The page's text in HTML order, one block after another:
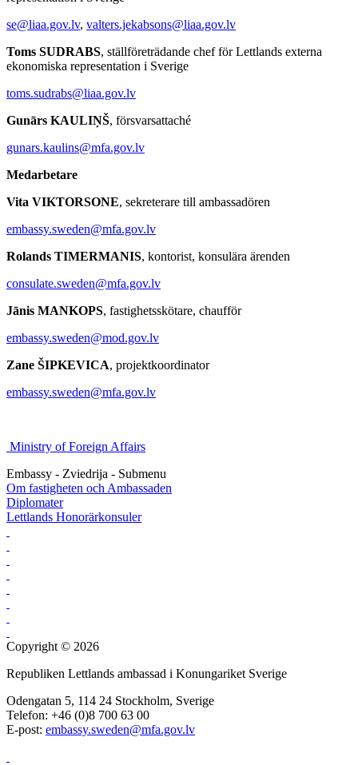
se@liaa.gov.lv, valters.jekabsons@liaa.gov.lv
Toms SUDRABS, ställföreträdande chef för Lettlands externa
ekonomiska representation i Sverige
toms.sudrabs@liaa.gov.lv
Gunārs KAULIŅŠ, försvarsattaché
gunars.kaulins@mfa.gov.lv
Medarbetare
Vita VIKTORSONE, sekreterare till ambassadören
embassy.sweden@mfa.gov.lv
Rolands TIMERMANIS, kontorist, konsulära ärenden
consulate.sweden@mfa.gov.lv
Jānis MANKOPS, fastighetsskötare, chaufför
embassy.sweden@mod.gov.lv
Zane ŠIPKEVICA, projektkoordinator
embassy.sweden@mfa.gov.lv
Ministry of Foreign Affairs
Embassy - Zviedrija - Submenu
Om fastigheten och Ambassaden
Diplomater
Lettlands Honorärkonsuler
Copyright © 2026
Republiken Lettlands ambassad i Konungariket Sverige
Odengatan 5, 114 24 Stockholm, Sverige
Telefon: +46 (0)8 700 63 00
E-post: embassy.sweden@mfa.gov.lv